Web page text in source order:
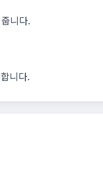
니다.
니다.